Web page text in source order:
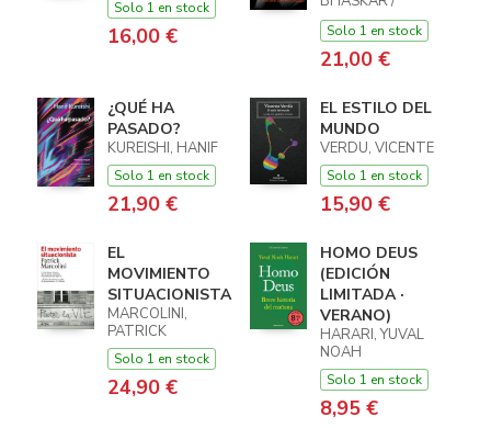
Solo 1 en stock
16,00 €
WALTERS,
JONAH / ROJAS,
RENÉ
Solo 1 en stock
21,00 €
¿QUÉ HA
PASADO?
KUREISHI, HANIF
Solo 1 en stock
21,90 €
EL ESTILO DEL
MUNDO
VERDU, VICENTE
Solo 1 en stock
15,90 €
EL
MOVIMIENTO
SITUACIONISTA
MARCOLINI,
PATRICK
Solo 1 en stock
24,90 €
HOMO DEUS
(EDICIÓN
LIMITADA ·
VERANO)
HARARI, YUVAL
NOAH
Solo 1 en stock
8,95 €